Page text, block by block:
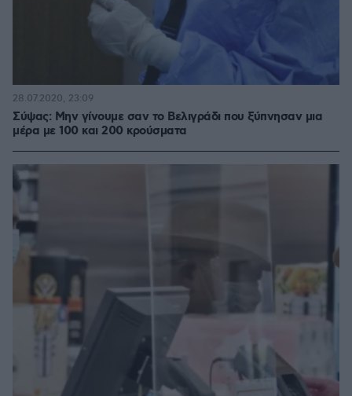
Σύψας: Μην γίνουμε σαν το Βελιγράδι που ξύπνησαν μια
μέρα με 100 και 200 κρούσματα
28.07.2020, 23:09